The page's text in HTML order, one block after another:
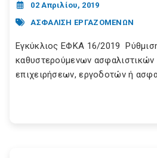
02 Απριλίου, 2019
ΑΣΦΑΛΙΣΗ ΕΡΓΑΖΟΜΕΝΩΝ
Εγκύκλιος ΕΦΚΑ 16/2019
καθυστερούμενων
επιχειρήσεων, εργοδοτών ή